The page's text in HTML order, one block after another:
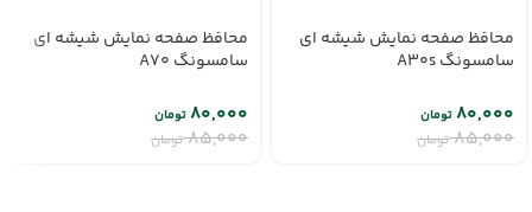
محافظ صفحه نمایش شیشه ای
سامسونگ A30s
۸۵,۰۰۰ تومان
۸۰,۰۰۰تومان
محافظ صفحه نمایش شیشه ای
سامسونگ A70
۸۵,۰۰۰ تومان
۸۰,۰۰۰تومان